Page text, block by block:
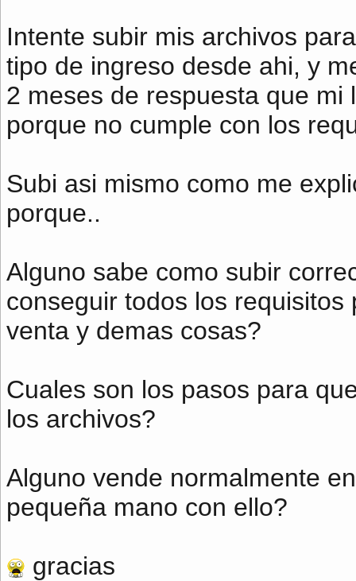
Intente subir mis archivos
tipo de ingreso desde ahi, y
2 meses de respuesta que
porque no cumple con los
Subi asi mismo como me
porque..
Alguno sabe como subir
conseguir todos los
venta y demas cosas?
Cuales son los pasos para
los archivos?
Alguno vende normalmente
pequeña mano con ello?
gracias